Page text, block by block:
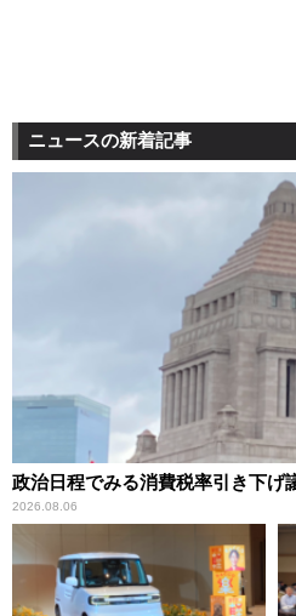
ニュースの新着記事
政治日程でみる消費税率引き下げ
2026.08.06